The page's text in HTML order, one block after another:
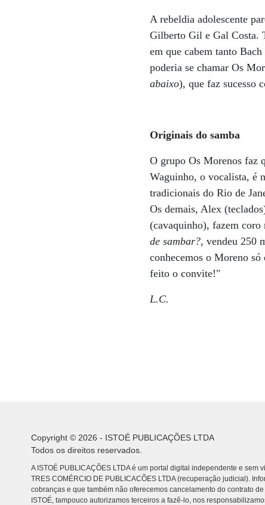
A rebeldia adolescente
Gilberto Gil e Gal Costa.
em que cabem tanto
poderia se chamar Os
abaixo), que faz sucesso
Originais do samba
O grupo Os Morenos faz
Waguinho, o vocalista, é
tradicionais do Rio de
Os demais, Alex
(cavaquinho), fazem coro
de sambar?, vendeu 250
conhecemos o Moreno
feito o convite!"
L.C.
Copyright © 2026 - ISTOÉ PUBLICAÇÕES LTDA
Todos os direitos reservados.
A ISTOÉ PUBLICAÇÕES LTDA é um portal digital independente e sem
TRES COMÉRCIO DE PUBLICACÕES LTDA (recuperação judicial).
cobranças e que também não oferecemos cancelamento do contrato
ISTOÉ, tampouco autorizamos terceiros a fazê-lo, nos